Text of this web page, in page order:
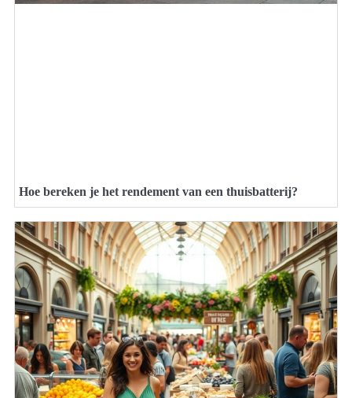
Hoe bereken je het rendement van een thuisbatterij?